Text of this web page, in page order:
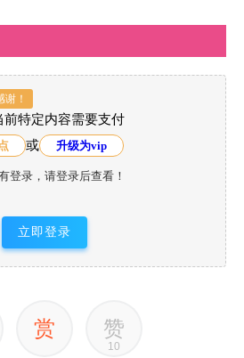
！
前特定内容需要支付
或 升级为vip
登录，请登录后查看！
立即登录
赏 赞
10